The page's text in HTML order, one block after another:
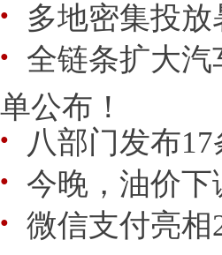
● 多地密集投
● 全链条扩大
单公布！
● 八部门发布
● 今晚，油价下
● 微信支付亮